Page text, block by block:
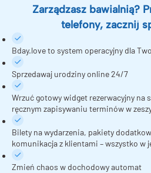
Zarządzasz bawialnią?
telefony, zacznij
Bday.love to system operacyjny dla
Sprzedawaj urodziny online 24/7
Wrzuć gotowy widget rezerwacyjny na
ręcznym zapisywaniu terminów w
Bilety na wydarzenia, pakiety
komunikacja z klientami – wszystko w
Zmień chaos w dochodowy automat